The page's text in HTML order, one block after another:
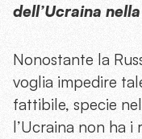
dell’Ucraina
Nonostante la
voglia impedire
fattibile, specie
l’Ucraina non ha i